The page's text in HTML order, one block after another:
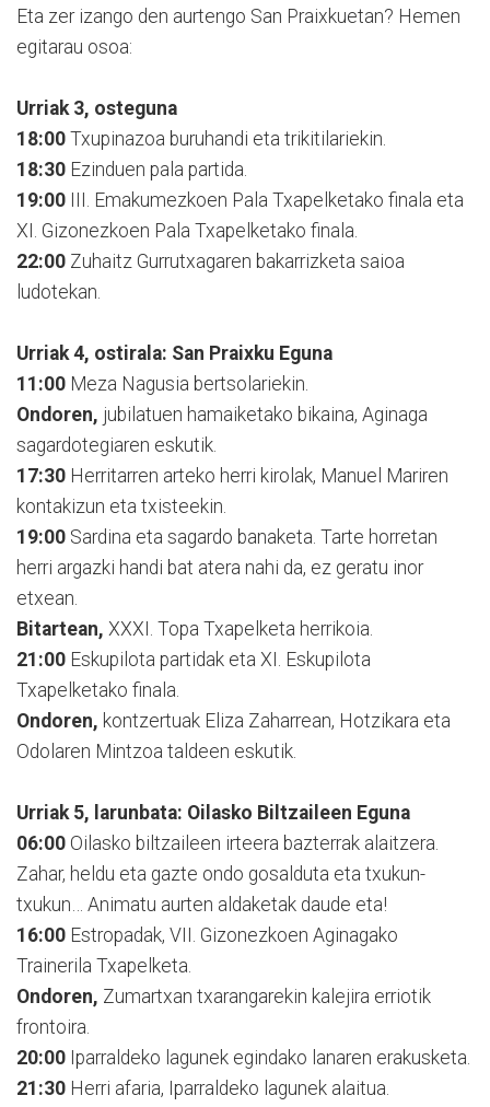
Eta zer izango den aurtengo San Praixkuetan? Hemen
egitarau osoa:
Urriak 3, osteguna
18:00 Txupinazoa buruhandi eta trikitilariekin.
18:30 Ezinduen pala partida.
19:00 III. Emakumezkoen Pala Txapelketako finala eta
XI. Gizonezkoen Pala Txapelketako finala.
22:00 Zuhaitz Gurrutxagaren bakarrizketa saioa
ludotekan.
Urriak 4, ostirala: San Praixku Eguna
11:00 Meza Nagusia bertsolariekin.
Ondoren, jubilatuen hamaiketako bikaina, Aginaga
sagardotegiaren eskutik.
17:30 Herritarren arteko herri kirolak, Manuel Mariren
kontakizun eta txisteekin.
19:00 Sardina eta sagardo banaketa. Tarte horretan
herri argazki handi bat atera nahi da, ez geratu inor
etxean.
Bitartean, XXXI. Topa Txapelketa herrikoia.
21:00 Eskupilota partidak eta XI. Eskupilota
Txapelketako finala.
Ondoren, kontzertuak Eliza Zaharrean, Hotzikara eta
Odolaren Mintzoa taldeen eskutik.
Urriak 5, larunbata: Oilasko Biltzaileen Eguna
06:00 Oilasko biltzaileen irteera bazterrak alaitzera.
Zahar, heldu eta gazte ondo gosalduta eta txukun-
txukun… Animatu aurten aldaketak daude eta!
16:00 Estropadak, VII. Gizonezkoen Aginagako
Trainerila Txapelketa.
Ondoren, Zumartxan txarangarekin kalejira erriotik
frontoira.
20:00 Iparraldeko lagunek egindako lanaren erakusketa.
21:30 Herri afaria, Iparraldeko lagunek alaitua.